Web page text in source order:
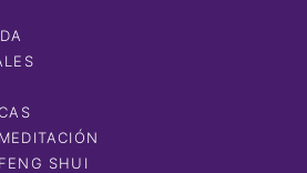
SHUI